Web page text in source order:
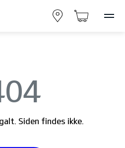
Siden findes ikke.